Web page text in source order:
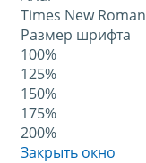
Times New Roman
Размер шрифта
100%
125%
150%
175%
200%
Закрыть окно